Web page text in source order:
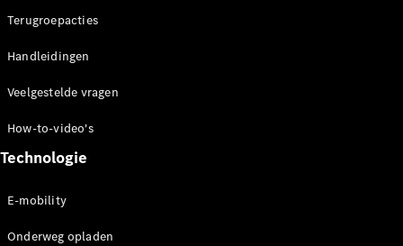
cars
mobiliteit
Duurzaamheid
Mercedes-
Benz
Nederland
Terugroepacties
Handleidingen
Veelgestelde vragen
How-to-video's
Technologie
E-mobility
Onderweg opladen